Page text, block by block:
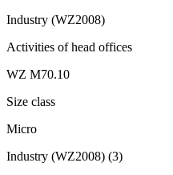
Industry (WZ2008)
Activities of head offices
WZ M70.10
Size class
Micro
Industry (WZ2008) (3)